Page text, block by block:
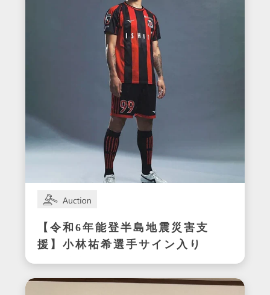
【令和6年能登半島地震災害支
援】小林祐希選手サイン入り
スパイク